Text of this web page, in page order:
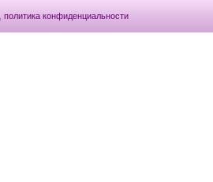
политика конфиденциальности